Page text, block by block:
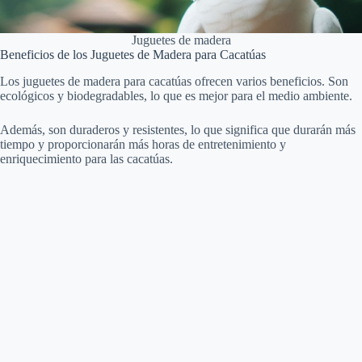
Juguetes de madera
Beneficios de los Juguetes de Madera para Cacatúas
Los juguetes de madera para cacatúas ofrecen varios beneficios. Son
ecológicos y biodegradables, lo que es mejor para el medio ambiente.
Además, son duraderos y resistentes, lo que significa que durarán más
tiempo y proporcionarán más horas de entretenimiento y
enriquecimiento para las cacatúas.